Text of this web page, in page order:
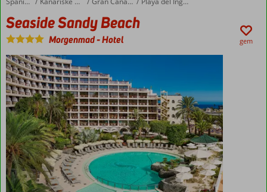
Seaside Sandy Beach
Morgenmad-Hotel gem